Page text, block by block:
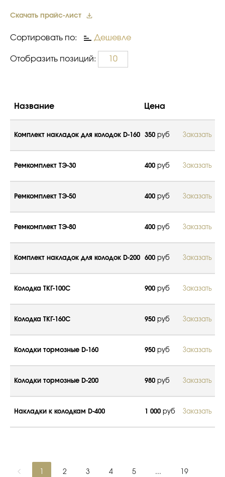
Скачать прайс-лист
Сортировать по: Дешевле
Отобразить позиций: 10
Название Цена
Комплект накладок для колодок D-160 350 руб Заказать
Ремкомплект ТЭ-30 400 руб Заказать
Ремкомплект ТЭ-50 400 руб Заказать
Ремкомплект ТЭ-80 400 руб Заказать
Комплект накладок для колодок D-200 600 руб Заказать
Колодка ТКГ-100С 900 руб Заказать
Колодка ТКГ-160С 950 руб Заказать
Колодки тормозные D-160 950 руб Заказать
Колодки тормозные D-200 980 руб Заказать
Накладки к колодкам D-400 1 000 руб Заказать
2 3 4 5 ... 19